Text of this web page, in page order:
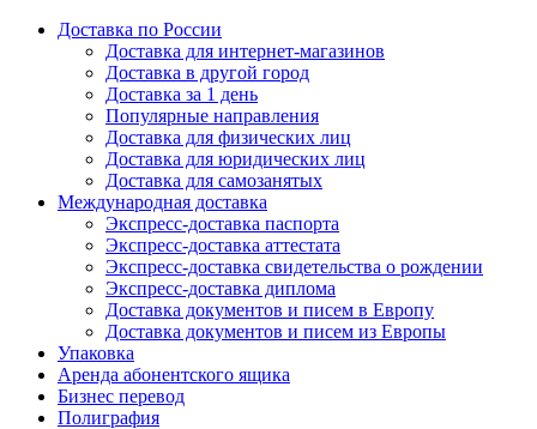
Доставка по России
Доставка для интернет-магазинов
Доставка в другой город
Доставка за 1 день
Популярные направления
Доставка для физических лиц
Доставка для юридических лиц
Доставка для самозанятых
Международная доставка
Экспресс-доставка паспорта
Экспресс-доставка аттестата
Экспресс-доставка свидетельства о рождении
Экспресс-доставка диплома
Доставка документов и писем в Европу
Доставка документов и писем из Европы
Упаковка
Аренда абонентского ящика
Бизнес перевод
Полиграфия